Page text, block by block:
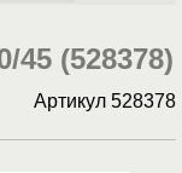
45 (528378)
Артикул 528378